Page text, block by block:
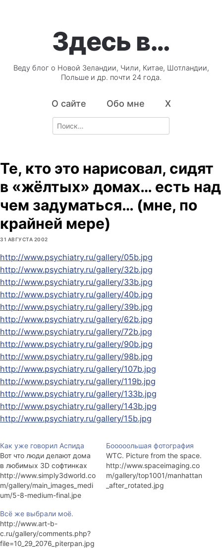
Здесь в…
Веду блог о Новой Зеландии, Чили, Китае, Шотландии,
Польше и др. почти 24 года.
О сайте Обо мне X
Search
for:
Те, кто это нарисовал, сидят
в «жёлтых» домах… есть над
чем задуматься… (мне, по
крайней мере)
31 АВГУСТА 2002
http://www.psychiatry.ru/gallery/05b.jpg
http://www.psychiatry.ru/gallery/32b.jpg
http://www.psychiatry.ru/gallery/33b.jpg
http://www.psychiatry.ru/gallery/40b.jpg
http://www.psychiatry.ru/gallery/39b.jpg
http://www.psychiatry.ru/gallery/62b.jpg
http://www.psychiatry.ru/gallery/72b.jpg
http://www.psychiatry.ru/gallery/90b.jpg
http://www.psychiatry.ru/gallery/98b.jpg
http://www.psychiatry.ru/gallery/107b.jpg
http://www.psychiatry.ru/gallery/119b.jpg
http://www.psychiatry.ru/gallery/133b.jpg
http://www.psychiatry.ru/gallery/143b.jpg
http://www.psychiatry.ru/gallery/15b.jpg
Как уже говорил Аспида
Вот что люди делают дома
в любимых 3D софтинках
http://www.simply3dworld.co
m/gallery/main_images_medi
um/5-8-medium-final.jpe
m/gallery/main_images_medi
um/514-medium-
final4_Gucci.jpg
http://www.simply3dworld.co
Бооооольшая фотография
WTC. Picture from the space.
http://www.spaceimaging.co
m/gallery/top1001/manhattan
_after_rotated.jpg
Всё же выбрали моё.
http://www.art-b-
c.ru/gallery/comments.php?
file=10_29_2076_piterpan.jpg